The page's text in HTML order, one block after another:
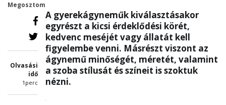
Megosztom
Olvasási
idő
1perc
A gyerekágyneműk kiválasztásakor
egyrészt a kicsi érdeklődési körét,
kedvenc meséjét vagy állatát kell
figyelembe venni. Másrészt viszont az
ágynemű minőségét, méretét, valamint
a szoba stílusát és színeit is szoktuk
nézni.